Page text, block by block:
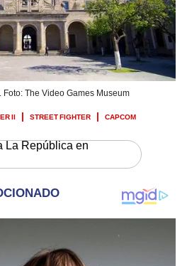
Foto: The Video Games Museum
II STREET FIGHTER CAPCOM
La República en